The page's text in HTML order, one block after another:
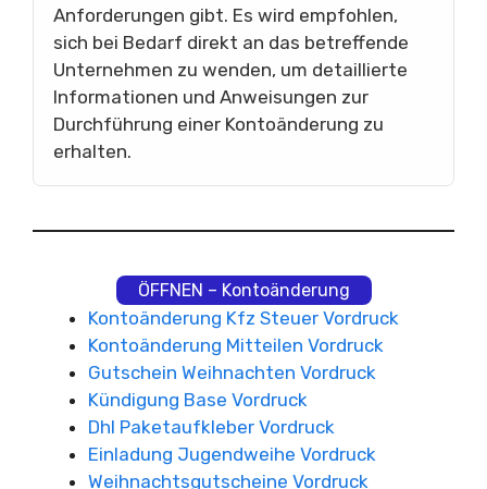
Anforderungen gibt. Es wird empfohlen,
sich bei Bedarf direkt an das betreffende
Unternehmen zu wenden, um detaillierte
Informationen und Anweisungen zur
Durchführung einer Kontoänderung zu
erhalten.
ÖFFNEN – Kontoänderung
Kontoänderung Kfz Steuer Vordruck
Kontoänderung Mitteilen Vordruck
Gutschein Weihnachten Vordruck
Kündigung Base Vordruck
Dhl Paketaufkleber Vordruck
Einladung Jugendweihe Vordruck
Weihnachtsgutscheine Vordruck